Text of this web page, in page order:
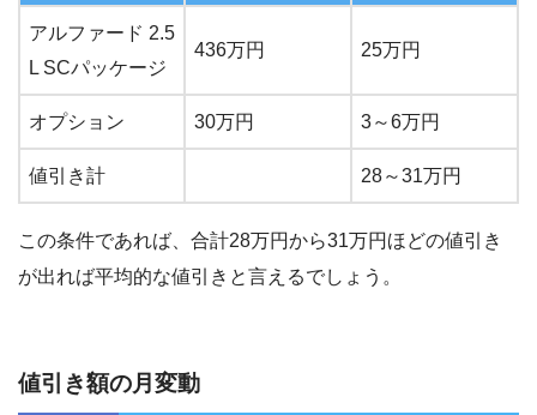
アルファード 2.5
L SCパッケージ
436万円 25万円
オプション 30万円 3～6万円
値引き計 28～31万円
この条件であれば、合計28万円から31万円ほどの値引き
が出れば平均的な値引きと言えるでしょう。
値引き額の月変動